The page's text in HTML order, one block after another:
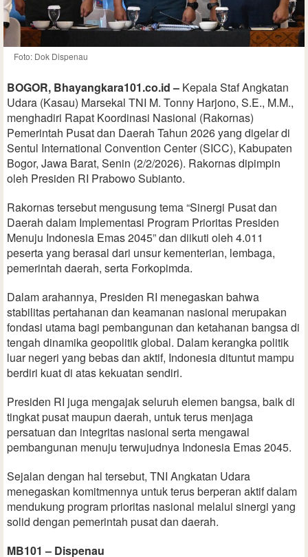
Foto: Dok Dispenau
BOGOR, Bhayangkara101.co.id – Kepala Staf Angkatan
Udara (Kasau) Marsekal TNI M. Tonny Harjono, S.E., M.M.,
menghadiri Rapat Koordinasi Nasional (Rakornas)
Pemerintah Pusat dan Daerah Tahun 2026 yang digelar di
Sentul International Convention Center (SICC), Kabupaten
Bogor, Jawa Barat, Senin (2/2/2026). Rakornas dipimpin
oleh Presiden RI Prabowo Subianto.
Rakornas tersebut mengusung tema “Sinergi Pusat dan
Daerah dalam Implementasi Program Prioritas Presiden
Menuju Indonesia Emas 2045” dan diikuti oleh 4.011
peserta yang berasal dari unsur kementerian, lembaga,
pemerintah daerah, serta Forkopimda.
Dalam arahannya, Presiden RI menegaskan bahwa
stabilitas pertahanan dan keamanan nasional merupakan
fondasi utama bagi pembangunan dan ketahanan bangsa di
tengah dinamika geopolitik global. Dalam kerangka politik
luar negeri yang bebas dan aktif, Indonesia dituntut mampu
berdiri kuat di atas kekuatan sendiri.
Presiden RI juga mengajak seluruh elemen bangsa, baik di
tingkat pusat maupun daerah, untuk terus menjaga
persatuan dan integritas nasional serta mengawal
pembangunan menuju terwujudnya Indonesia Emas 2045.
Sejalan dengan hal tersebut, TNI Angkatan Udara
menegaskan komitmennya untuk terus berperan aktif dalam
mendukung program prioritas nasional melalui sinergi yang
solid dengan pemerintah pusat dan daerah.
MB101 – Dispenau